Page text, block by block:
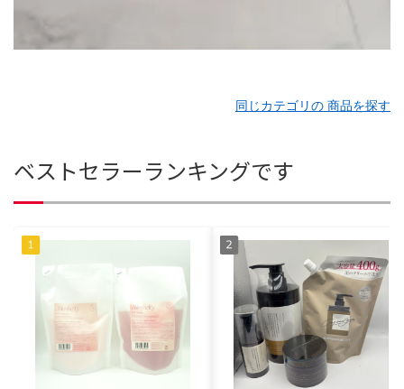
同じカテゴリの 商品を探す
ベストセラーランキングです